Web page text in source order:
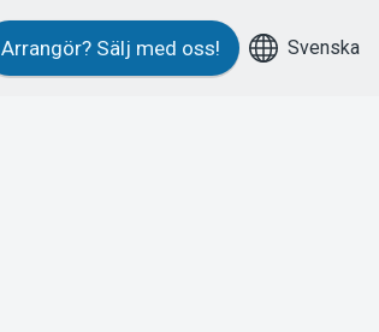
Arrangör? Sälj med oss! Svenska